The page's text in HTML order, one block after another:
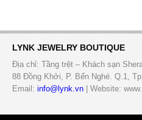
LYNK JEWELRY BOUTIQUE
Địa chỉ: Tầng trệt – Khách sạn
88 Đồng Khởi, P. Bến Nghé. Q.1,
Email: info@lynk.vn | Website: